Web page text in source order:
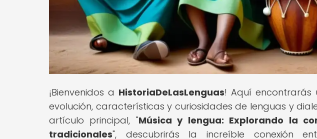
¡Bienvenidos a HistoriaDeLasLenguas! Aquí
evolución, características y curiosidades de lenguas y
artículo principal, "Música y lengua: Explorando la
tradicionales", descubrirás la increíble conexión